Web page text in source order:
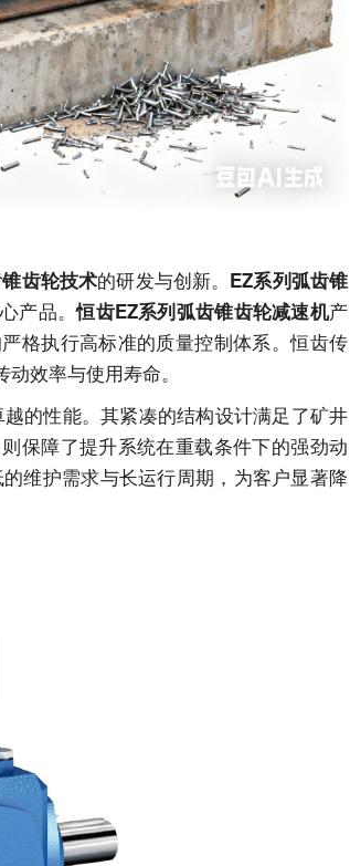
齿轮技术的研发与创新。 EZ系列弧齿锥
产品。恒齿EZ系列弧齿锥齿轮减速机产
格执行高标准的质量控制体系。恒齿传
效率与使用寿命。
的性能。其紧凑的结构设计满足了矿井
保障了提升系统在重载条件下的强劲动
维护需求与长运行周期，为客户显著降